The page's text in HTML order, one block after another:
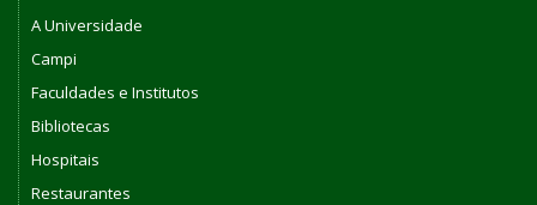
A Universidade
Campi
Faculdades e Institutos
Bibliotecas
Hospitais
Restaurantes